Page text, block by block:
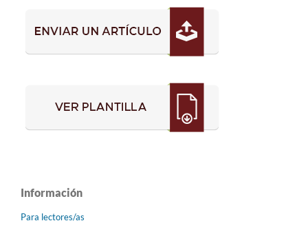
Información
Para lectores/as